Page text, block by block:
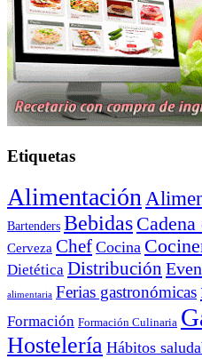
Etiquetas
Alimentación
Bartenders Bebidas
Cerveza Chef Cocina
Dietética Distribución
alimentaria Ferias gastronómicas
Formación Formación Culinaria
Hostelería Hábitos